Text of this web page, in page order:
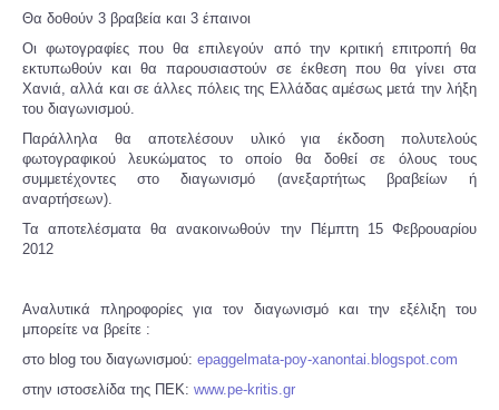
Θα δοθούν 3 βραβεία και 3 έπαινοι
Οι φωτογραφίες που θα επιλεγούν από την κριτική επιτροπή θα
εκτυπωθούν και θα παρουσιαστούν σε έκθεση που θα γίνει στα
Χανιά, αλλά και σε άλλες πόλεις της Ελλάδας αμέσως μετά την λήξη
του διαγωνισμού.
Παράλληλα θα αποτελέσουν υλικό για έκδοση πολυτελούς
φωτογραφικού λευκώματος το οποίο θα δοθεί σε όλους τους
συμμετέχοντες στο διαγωνισμό (ανεξαρτήτως βραβείων ή
αναρτήσεων).
Τα αποτελέσματα θα ανακοινωθούν την Πέμπτη 15 Φεβρουαρίου
2012
Αναλυτικά πληροφορίες για τον διαγωνισμό και την εξέλιξη του
μπορείτε να βρείτε :
στο blog του διαγωνισμού: epaggelmata-poy-xanontai.blogspot.com
στην ιστοσελίδα της ΠΕΚ: www.pe-kritis.gr